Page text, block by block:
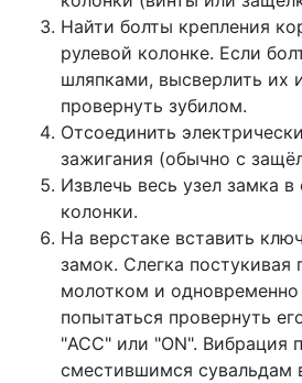
Найти болты крепления
рулевой колонке. Если
шляпками, высверлить их
провернуть зубилом.
Отсоединить
зажигания (обычно с
Извлечь весь узел замка
колонки.
На верстаке вставить
замок. Слегка постукивая
молотком и
попытаться провернуть
"ACC" или "ON". Вибрация
сместившимся сувальдам